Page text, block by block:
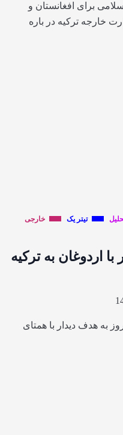
برای افغانستان و
خارجه ترکیه در باره
تیتر یک خارجی
اردوغان به ترکیه
به هدف دیدار با همتای